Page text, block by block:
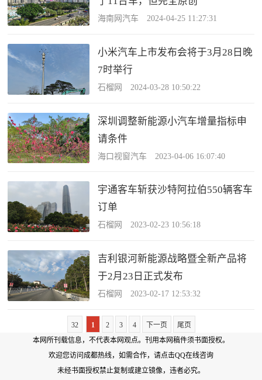
海南网汽车 2024-04-25 11:27:31
小米汽车上市发布会将于3月28日晚
7时举行
石榴网 2024-03-28 10:50:22
深圳调整新能源小汽车增量指标申
请条件
海口视窗汽车 2023-04-06 16:07:40
宇通客车斩获沙特阿拉伯550辆客车
订单
石榴网 2023-02-23 10:56:18
吉利银河新能源战略暨全新产品将
于2月23日正式发布
石榴网 2023-02-17 12:53:32
32 1 2 3 4 下一页
尾页
本网所刊载信息，不代表本网观点。刊用本网稿件须书面授权。
欢迎您访问成都热线，如需合作， 请点击QQ在线咨询
未经书面授权禁止复制或建立镜像，违者必究。